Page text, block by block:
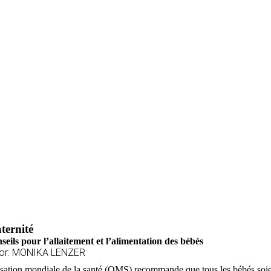
pour l’allaitement et l’alimentation des bébés
MONIKA LENZER